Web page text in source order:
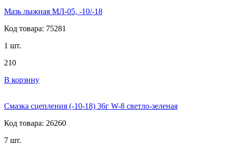
Мазь лыжная МЛ-05, -10/-18
Код товара: 75281
1 шт.
210
В корзину
Смазка сцепления (-10-18) 36г W-8 светло-зеленая
Код товара: 26260
7 шт.